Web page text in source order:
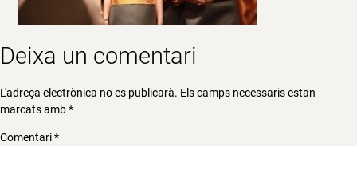
Deixa un comentari
L'adreça electrònica no es publicarà. Els camps necessaris estan
marcats amb*
Comentari*